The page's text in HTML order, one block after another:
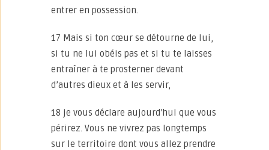
entrer en possession.
17 Mais si ton cœur se détourne de lui,
si tu ne lui obéis pas et si tu te laisses
entraîner à te prosterner devant
d’autres dieux et à les servir,
18 je vous déclare aujourd’hui que vous
périrez. Vous ne vivrez pas longtemps
sur le territoire dont vous allez prendre